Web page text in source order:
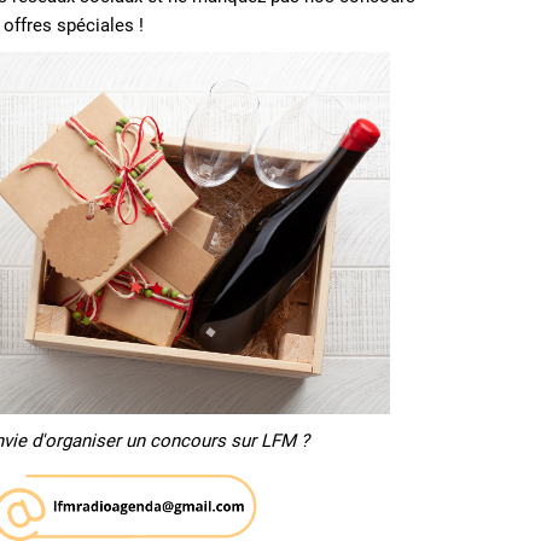
offres spéciales !
d'organiser un concours sur LFM ?